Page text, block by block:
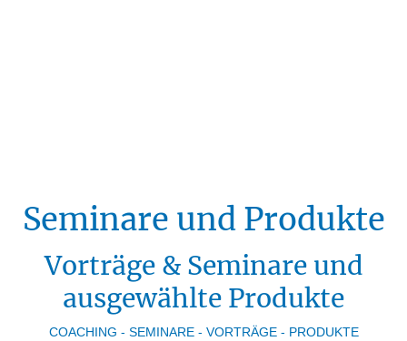
Seminare und Produkte
Vorträge & Seminare und
ausgewählte Produkte
COACHING - SEMINARE - VORTRÄGE - PRODUKTE